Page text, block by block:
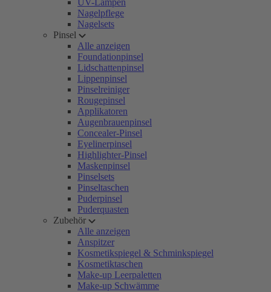
UV-Lampen
Nagelpflege
Nagelsets
Pinsel
Alle anzeigen
Foundationpinsel
Lidschattenpinsel
Lippenpinsel
Pinselreiniger
Rougepinsel
Applikatoren
Augenbrauenpinsel
Concealer-Pinsel
Eyelinerpinsel
Highlighter-Pinsel
Maskenpinsel
Pinselsets
Pinseltaschen
Puderpinsel
Puderquasten
Zubehör
Alle anzeigen
Anspitzer
Kosmetikspiegel & Schminkspiegel
Kosmetiktaschen
Make-up Leerpaletten
Make-up Schwämme